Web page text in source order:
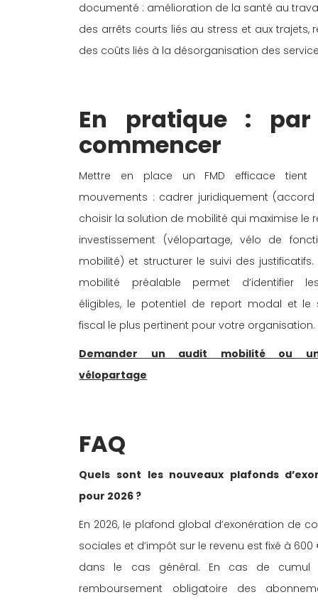
documenté : amélioration de la santé au
des arrêts courts liés au stress et aux trajets,
des coûts liés à la désorganisation des
En pratique :
commencer
Mettre en place un FMD efficace tient
mouvements : cadrer juridiquement (accord
choisir la solution de mobilité qui maximise le
investissement (vélopartage, vélo de
mobilité) et structurer le suivi des
mobilité préalable permet d’identifier
éligibles, le potentiel de report modal et le
fiscal le plus pertinent pour votre organisation.
Demander un audit mobilité ou
vélopartage
FAQ
Quels sont les nouveaux plafonds
pour 2026 ?
En 2026, le plafond global d’exonération de
sociales et d’impôt sur le revenu est fixé à
dans le cas général. En cas de
remboursement obligatoire des